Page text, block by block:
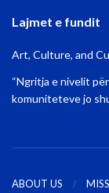
Lajmet e fundit
Art, Culture, and
“Ngritja e nivelit
komuniteteve jo
ABOUT US